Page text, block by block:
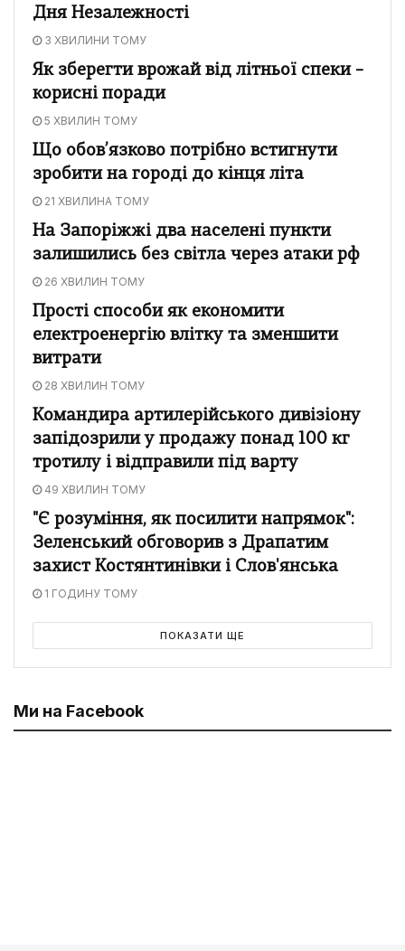
Дня Незалежності
3 ХВИЛИНИ ТОМУ
Як зберегти врожай від літньої спеки –
корисні поради
5 ХВИЛИН ТОМУ
Що обов’язково потрібно встигнути
зробити на городі до кінця літа
21 ХВИЛИНА ТОМУ
На Запоріжжі два населені пункти
залишились без світла через атаки рф
26 ХВИЛИН ТОМУ
Прості способи як економити
електроенергію влітку та зменшити
витрати
28 ХВИЛИН ТОМУ
Командира артилерійського дивізіону
запідозрили у продажу понад 100 кг
тротилу і відправили під варту
49 ХВИЛИН ТОМУ
"Є розуміння, як посилити напрямок":
Зеленський обговорив з Драпатим
захист Костянтинівки і Слов'янська
1 ГОДИНУ ТОМУ
ПОКАЗАТИ ЩЕ
Ми на Facebook